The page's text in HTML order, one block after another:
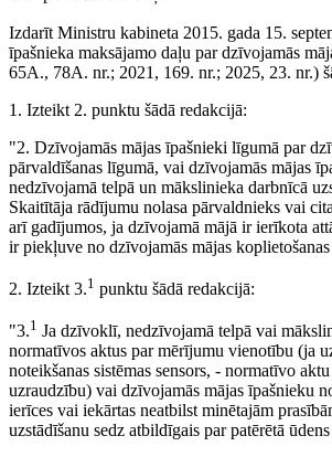
Izdarīt Ministru kabineta 2015. gada 15.
īpašnieka maksājamo daļu par dzīvojamās
65A., 78A. nr.; 2021, 169. nr.; 2025, 23. nr.)
1. Izteikt 2. punktu šādā redakcijā:
"2. Dzīvojamās mājas īpašnieki līgumā par
pārvaldīšanas līgumā, vai dzīvojamās mājas
nedzīvojamā telpā un mākslinieka darbnīcā
Skaitītāja rādījumu nolasa pārvaldnieks vai
arī gadījumos, ja dzīvojamā mājā ir ierīkota
ir piekļuve no dzīvojamās mājas
2. Izteikt 3.1 punktu šādā redakcijā:
"3.1 Ja dzīvoklī, nedzīvojamā telpā vai
normatīvos aktus par mērījumu vienotību (ja
noteikšanas sistēmas sensors, - normatīvo
uzraudzību) vai dzīvojamās mājas īpašnieku
ierīces vai iekārtas neatbilst minētajām
uzstādīšanu sedz atbildīgais par patērētā